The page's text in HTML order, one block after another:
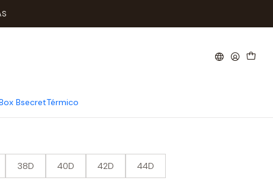
BsecretTérmico
Copa D - Violeta
Cruzado Copa D -
38D 40D 42D 44D